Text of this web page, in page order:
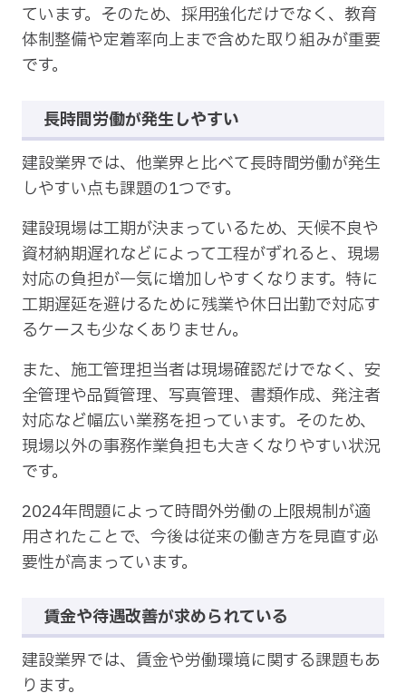
ています。そのため、採用強化だけでなく、教育
体制整備や定着率向上まで含めた取り組みが重要
です。
長時間労働が発生しやすい
建設業界では、他業界と比べて長時間労働が発生
しやすい点も課題の1つです。
建設現場は工期が決まっているため、天候不良や
資材納期遅れなどによって工程がずれると、現場
対応の負担が一気に増加しやすくなります。特に
工期遅延を避けるために残業や休日出勤で対応す
るケースも少なくありません。
また、施工管理担当者は現場確認だけでなく、安
全管理や品質管理、写真管理、書類作成、発注者
対応など幅広い業務を担っています。そのため、
現場以外の事務作業負担も大きくなりやすい状況
です。
2024年問題によって時間外労働の上限規制が適
用されたことで、今後は従来の働き方を見直す必
要性が高まっています。
賃金や待遇改善が求められている
建設業界では、賃金や労働環境に関する課題もあ
ります。